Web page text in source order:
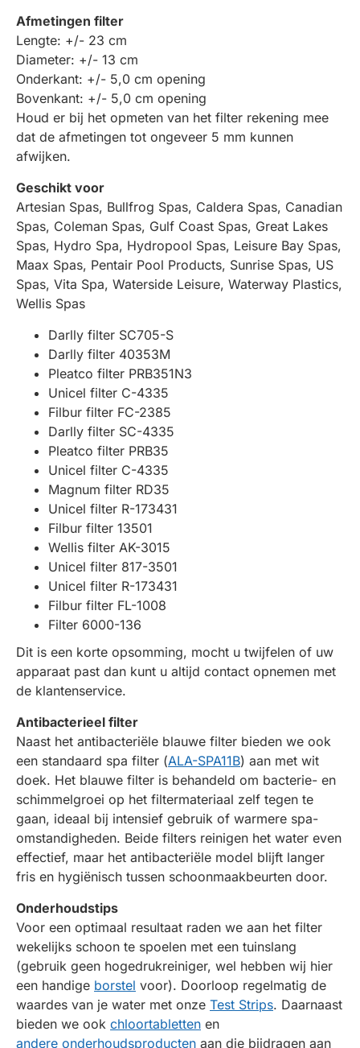
Afmetingen filter
Lengte: +/- 23 cm
Diameter: +/- 13 cm
Onderkant: +/- 5,0 cm opening
Bovenkant: +/- 5,0 cm opening
Houd er bij het opmeten van het filter rekening mee
dat de afmetingen tot ongeveer 5 mm kunnen
afwijken.
Geschikt voor
Artesian Spas, Bullfrog Spas, Caldera Spas, Canadian
Spas, Coleman Spas, Gulf Coast Spas, Great Lakes
Spas, Hydro Spa, Hydropool Spas, Leisure Bay Spas,
Maax Spas, Pentair Pool Products, Sunrise Spas, US
Spas, Vita Spa, Waterside Leisure, Waterway Plastics,
Wellis Spas
Darlly filter SC705-S
Darlly filter 40353M
Pleatco filter PRB351N3
Unicel filter C-4335
Filbur filter FC-2385
Darlly filter SC-4335
Pleatco filter PRB35
Unicel filter C-4335
Magnum filter RD35
Unicel filter R-173431
Filbur filter 13501
Wellis filter AK-3015
Unicel filter 817-3501
Unicel filter R-173431
Filbur filter FL-1008
Filter 6000-136
Dit is een korte opsomming, mocht u twijfelen of uw
apparaat past dan kunt u altijd contact opnemen met
de klantenservice.
Antibacterieel filter
Naast het antibacteriële blauwe filter bieden we ook
een standaard spa filter (ALA-SPA11B) aan met wit
doek. Het blauwe filter is behandeld om bacterie- en
schimmelgroei op het filtermateriaal zelf tegen te
gaan, ideaal bij intensief gebruik of warmere spa-
omstandigheden. Beide filters reinigen het water even
effectief, maar het antibacteriële model blijft langer
fris en hygiënisch tussen schoonmaakbeurten door.
Onderhoudstips
Voor een optimaal resultaat raden we aan het filter
wekelijks schoon te spoelen met een tuinslang
(gebruik geen hogedrukreiniger, wel hebben wij hier
een handige borstel voor). Doorloop regelmatig de
waardes van je water met onze Test Strips. Daarnaast
bieden we ook chloortabletten en
andere onderhoudsproducten aan die bijdragen aan